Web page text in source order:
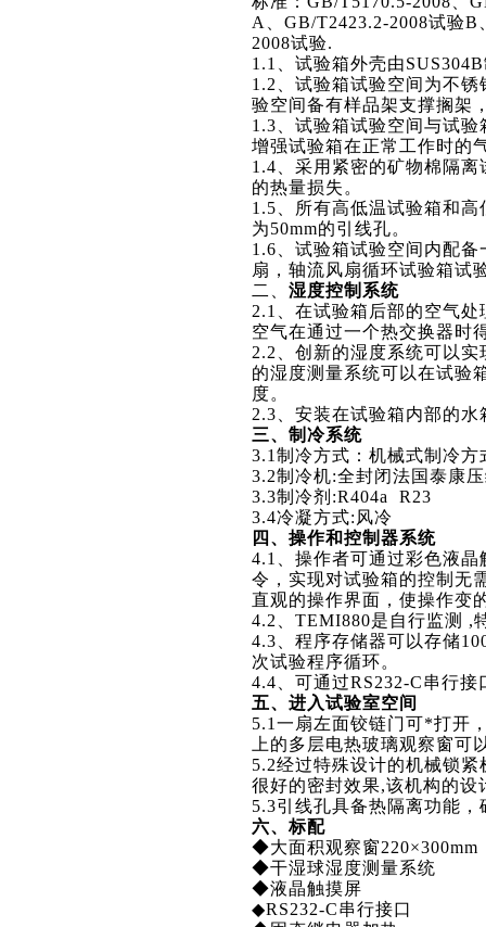
A、GB/T2423.2-2008试验B
2008试验.
1.1 、试验箱外壳由
1.2、试验箱试验空间为不
验空间备有样品架支撑搁架
1.3、试验箱试验空间与试
增强试验箱在正常工作时的
1.4、采用紧密的矿物棉隔
的热量损失。
1.5、所有高低温试验箱和
为50mm的引线孔。
1.6、试验箱试验空间内配
扇，轴流风扇循环试验箱试
二、湿度控制系统
2.1 、在试验箱后部的空气
空气在通过一个热交换器时
2.2、创新的湿度系统可以
的湿度测量系统可以在试验
度。
2.3、安装在试验箱内部的
三、制冷系统
3.1制冷方式：机械式制冷方
3.2制冷机:全封闭法国泰康
3.3制冷剂:R404a R23
3.4冷凝方式:风冷
四、操作和控制器系统
4.1 、操作者可通过彩色液
令，实现对试验箱的控制无
直观的操作界面，使操作变
4.2、TEMI880是自行监测 ,
4.3、程序存储器可以存储
次试验程序循环。
4.4、可通过RS232-C串行
五、进入试验室空间
5.1一扇左面铰链门可*打开
上的多层电热玻璃观察窗可
5.2经过特殊设计的机械锁
很好的密封效果,该机构的
5.3引线孔具备热隔离功能
六、标配
◆大面积观察窗220×300mm
◆干湿球湿度测量系统
◆液晶触摸屏
◆RS232-C串行接口